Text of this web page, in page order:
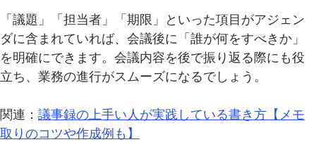
「議題」「担当者」「期限」といった項目がアジェン
ダに含まれていれば、会議後に「誰が何をすべきか」
を明確にできます。会議内容を後で振り返る際にも役
立ち、業務の進行がスムーズになるでしょう。
関連： 議事録の上手い人が実践している書き方【メモ
取りのコツや作成例も】